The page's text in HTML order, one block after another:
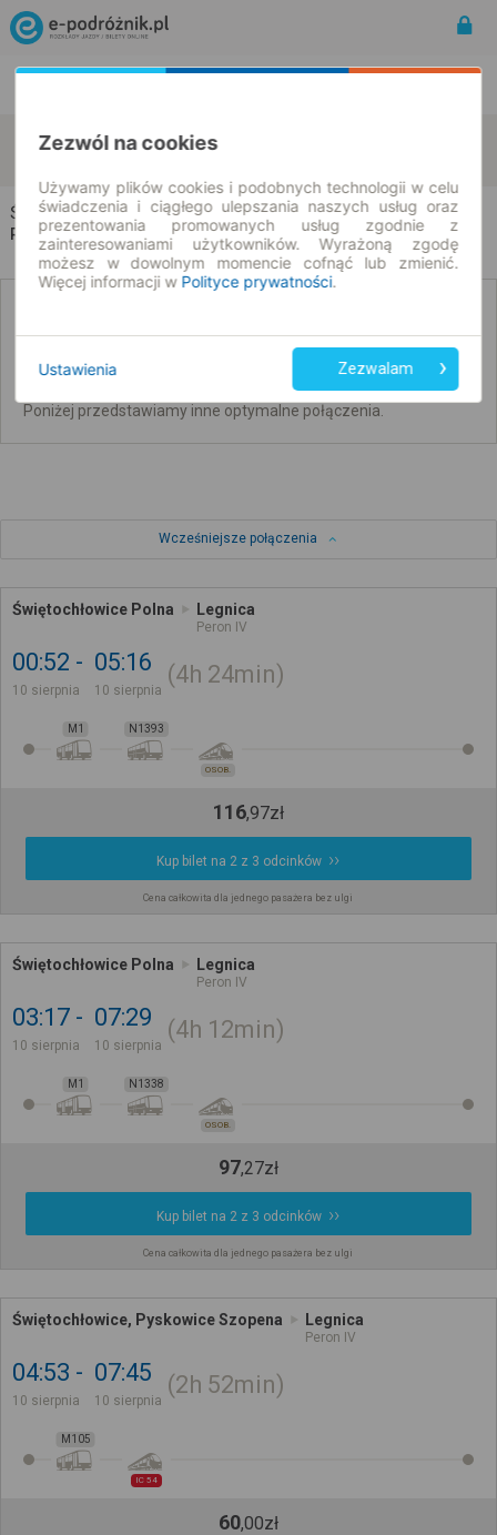
Świętochłowice
Legnica
Świętochłowice → Legnica
Rozkład jazdy i bilety
połączenia z przesiadkami.
Nie udało się wyszukać połączeń bez przesiadek na ten dzień.
Poniżej przedstawiamy inne optymalne połączenia.
Wcześniejsze połączenia
Świętochłowice Polna Legnica
Peron IV
00:52
10 sierpnia
05:16
10 sierpnia
4h 24min
M1 N1393
OSOB.
116,97zł
Kup bilet na 2 z 3 odcinków
Cena całkowita dla jednego pasażera bez ulgi
Świętochłowice Polna Legnica
Peron IV
03:17
10 sierpnia
07:29
10 sierpnia
4h 12min
M1 N1338
OSOB.
97,27zł
Kup bilet na 2 z 3 odcinków
Cena całkowita dla jednego pasażera bez ulgi
Świętochłowice, Pyskowice Szopena Legnica
Peron IV
04:53
10 sierpnia
07:45
10 sierpnia
2h 52min
M105
IC 54
60,00zł
Zezwól na cookies
Używamy plików cookies i podobnych technologii w celu
świadczenia i ciągłego ulepszania naszych usług oraz
prezentowania promowanych usług zgodnie z
zainteresowaniami użytkowników. Wyrażoną zgodę
możesz w dowolnym momencie cofnąć lub zmienić.
Więcej informacji w Polityce prywatności.
Ustawienia Zezwalam